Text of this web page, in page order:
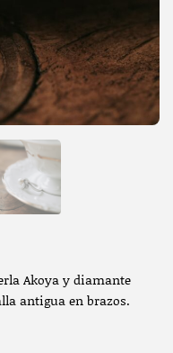
Akoya y diamante
antigua en brazos.